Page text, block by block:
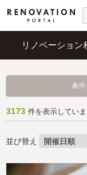
リノベーション
条
3173 件を表示してい
並び替え